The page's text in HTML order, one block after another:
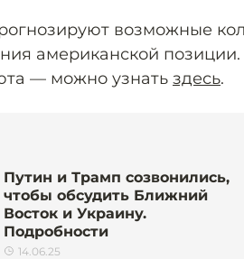
возможные
американской
— можно узнать здесь.
Путин и Трамп созвонились,
чтобы обсудить Ближний
Восток и Украину.
Подробности
14.06.25